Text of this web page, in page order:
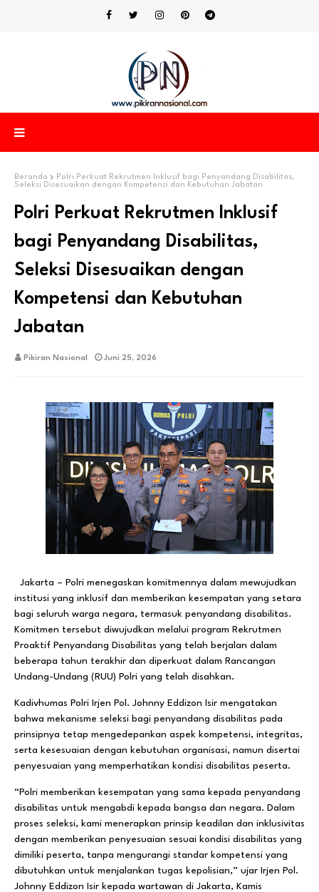
Beranda
Polri Perkuat Rekrutmen Inklusif bagi Penyandang Disabilitas,
Seleksi Disesuaikan dengan Kompetensi dan Kebutuhan Jabatan
Polri Perkuat Rekrutmen Inklusif
bagi Penyandang Disabilitas,
Seleksi Disesuaikan dengan
Kompetensi dan Kebutuhan
Jabatan
Pikiran Nasional Juni 25, 2026
Jakarta – Polri menegaskan komitmennya dalam mewujudkan
institusi yang inklusif dan memberikan kesempatan yang setara
bagi seluruh warga negara, termasuk penyandang disabilitas.
Komitmen tersebut diwujudkan melalui program Rekrutmen
Proaktif Penyandang Disabilitas yang telah berjalan dalam
beberapa tahun terakhir dan diperkuat dalam Rancangan
Undang-Undang (RUU) Polri yang telah disahkan.
Kadivhumas Polri Irjen Pol. Johnny Eddizon Isir mengatakan
bahwa mekanisme seleksi bagi penyandang disabilitas pada
prinsipnya tetap mengedepankan aspek kompetensi, integritas,
serta kesesuaian dengan kebutuhan organisasi, namun disertai
penyesuaian yang memperhatikan kondisi disabilitas peserta.
“Polri memberikan kesempatan yang sama kepada penyandang
disabilitas untuk mengabdi kepada bangsa dan negara. Dalam
proses seleksi, kami menerapkan prinsip keadilan dan inklusivitas
dengan memberikan penyesuaian sesuai kondisi disabilitas yang
dimiliki peserta, tanpa mengurangi standar kompetensi yang
dibutuhkan untuk menjalankan tugas kepolisian,” ujar Irjen Pol.
Johnny Eddizon Isir kepada wartawan di Jakarta, Kamis